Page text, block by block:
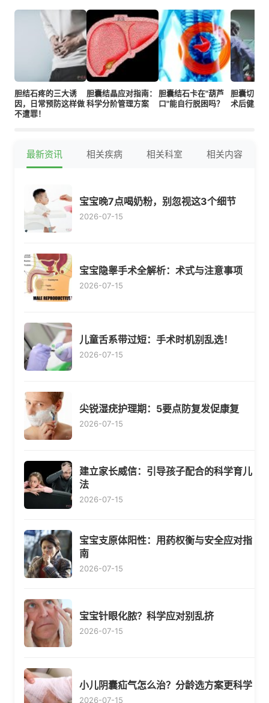
胆结石疼的三大诱
因，日常预防这样做
不遭罪！
胆囊结晶应对指南：
科学分阶管理方案
胆囊结石卡在"葫芦
口"能自行脱困吗？
胆囊切除
术后健康
最新资讯 相关疾病 相关科室 相关内容
宝宝晚7点喝奶粉，别忽视这3个细节
2026-07-15
宝宝隐睾手术全解析：术式与注意事项
2026-07-15
儿童舌系带过短：手术时机别乱选！
2026-07-15
尖锐湿疣护理期：5要点防复发促康复
2026-07-15
建立家长威信：引导孩子配合的科学育儿
法
2026-07-15
宝宝支原体阳性：用药权衡与安全应对指
南
2026-07-15
宝宝针眼化脓？科学应对别乱挤
2026-07-15
小儿阴囊疝气怎么治？分龄选方案更科学
2026-07-15